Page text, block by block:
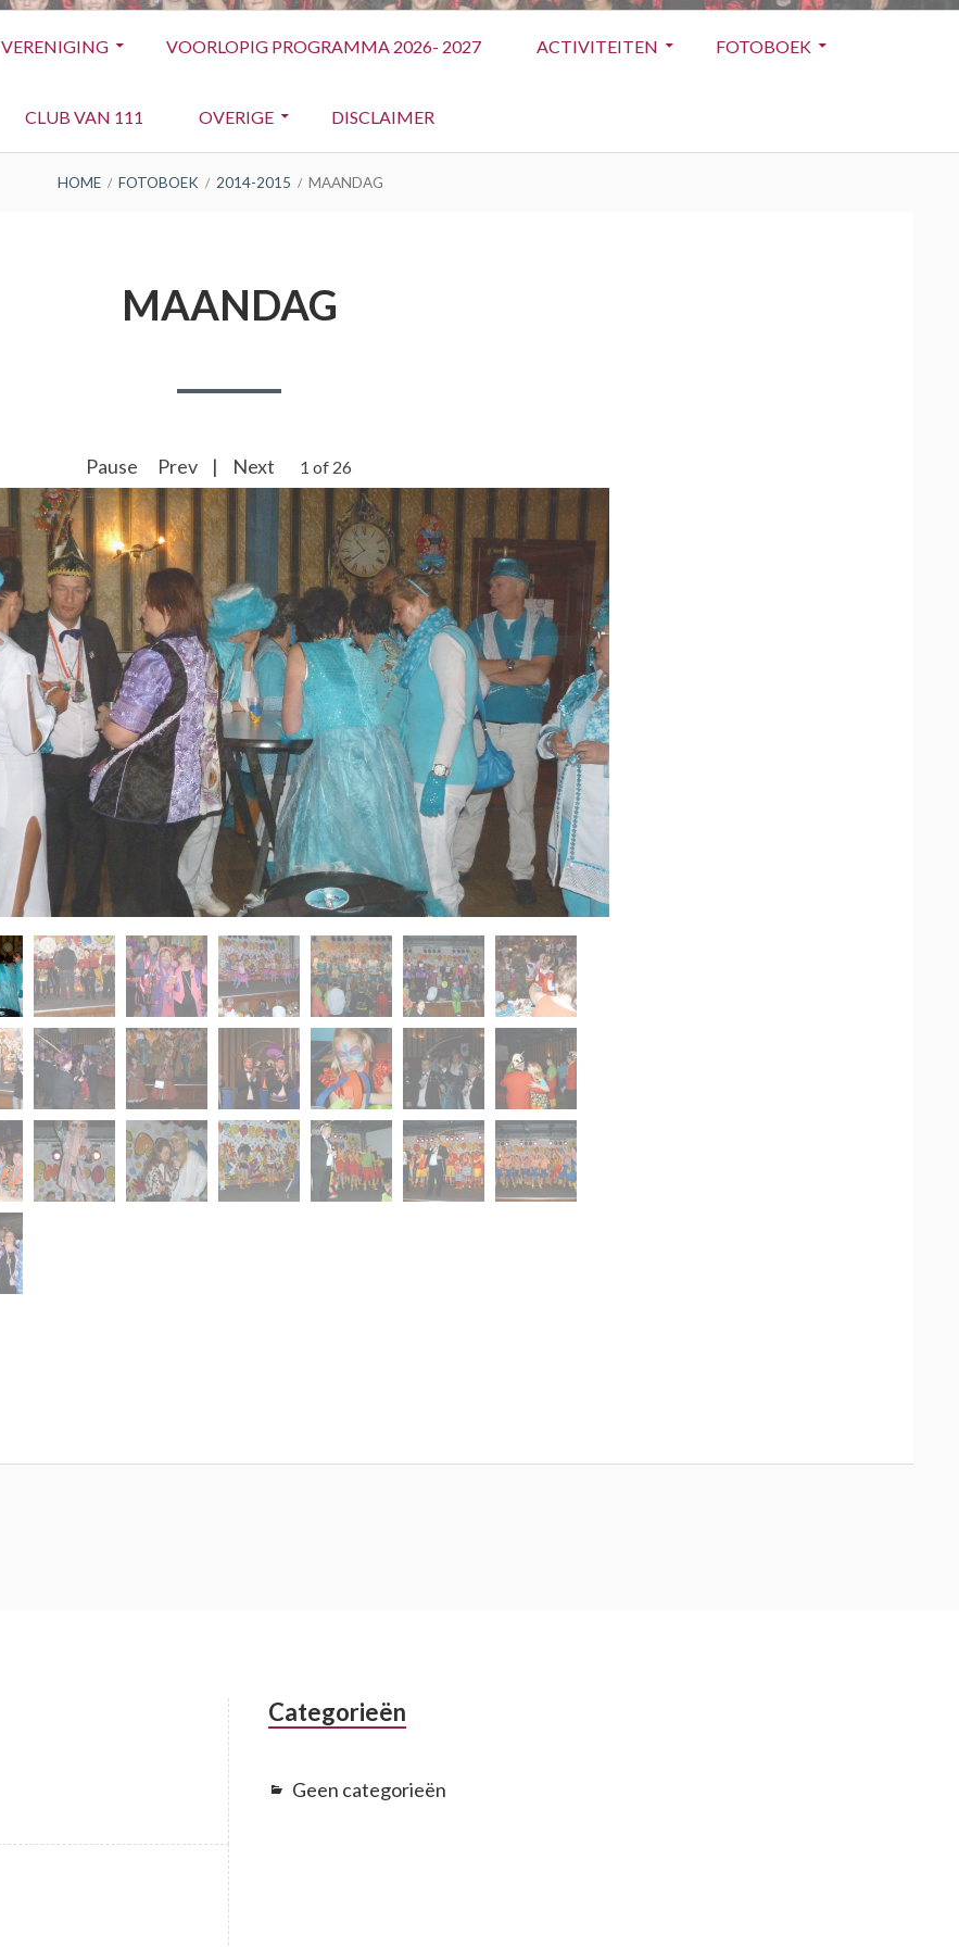
VERENIGING VOORLOPIG PROGRAMMA 2026- 2027 ACTIVITEITEN FOTOBOEK
CLUB VAN 111 OVERIGE DISCLAIMER
HOME FOTOBOEK 2014-2015 MAANDAG
MAANDAG
Pause Prev | Next 2 of 26
Categorieën
Geen categorieën